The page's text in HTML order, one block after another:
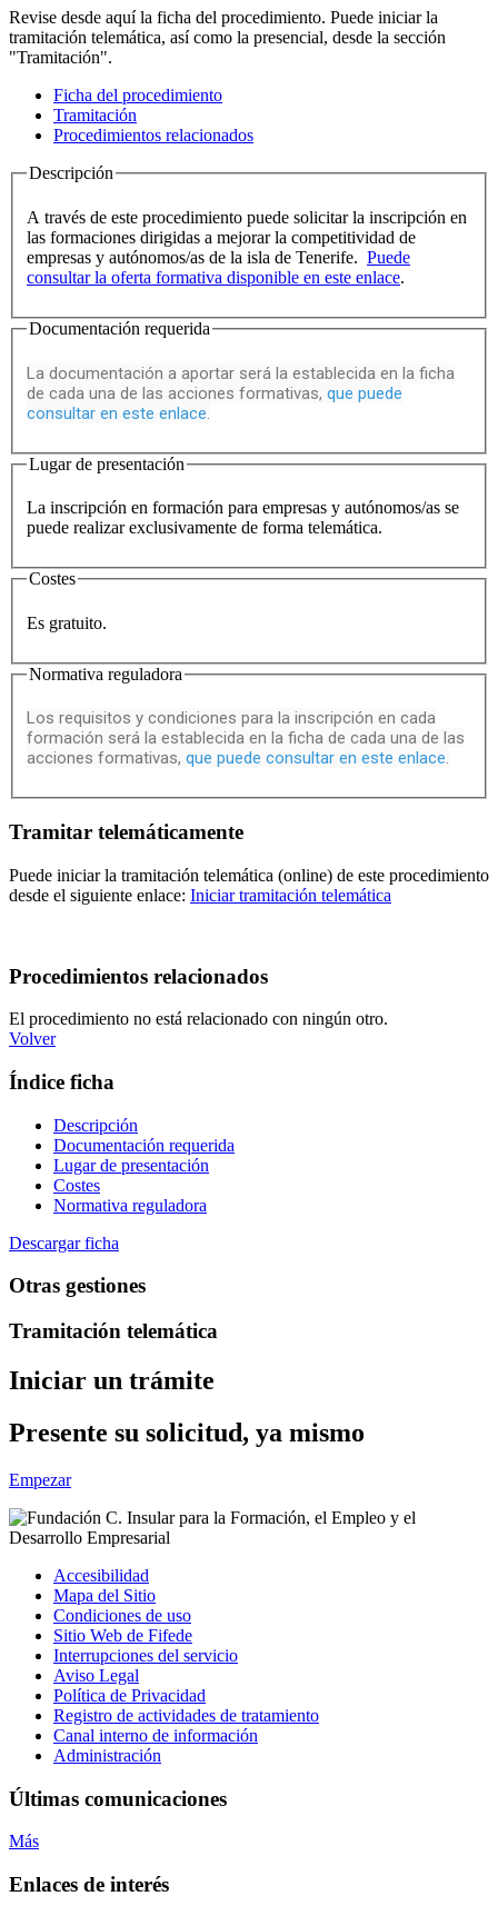
Revise desde aquí la ficha del procedimiento. Puede iniciar la
tramitación telemática, así como la presencial, desde la sección
"Tramitación".
Ficha del procedimiento
Tramitación
Procedimientos relacionados
Descripción
A través de este procedimiento puede solicitar la inscripción en
las formaciones dirigidas a mejorar la competitividad de
empresas y autónomos/as de la isla de Tenerife. Puede
consultar la oferta formativa disponible en este enlace.
Documentación requerida
La documentación a aportar será la establecida en la ficha
de cada una de las acciones formativas, que puede
consultar en este enlace
Lugar de presentación
La inscripción en formación para empresas y autónomos/as se
puede realizar exclusivamente de forma telemática.
Costes
Es gratuito.
Normativa reguladora
Los requisitos y condiciones para la inscripción en cada
formación será la establecida en la ficha de cada una de las
acciones formativas, que puede consultar en este enlace.
Tramitar telemáticamente
Puede iniciar la tramitación telemática (online) de este procedimiento
desde el siguiente enlace: Iniciar tramitación telemática
Procedimientos relacionados
El procedimiento no está relacionado con ningún otro.
Volver
Índice ficha
Descripción
Documentación requerida
Lugar de presentación
Costes
Normativa reguladora
Descargar ficha
Otras gestiones
Tramitación telemática
Iniciar un trámite
Presente su solicitud, ya mismo
Empezar
Accesibilidad
Mapa del Sitio
Condiciones de uso
Sitio Web de Fifede
Interrupciones del servicio
Aviso Legal
Política de Privacidad
Registro de actividades de tratamiento
Canal interno de información
Administración
Últimas comunicaciones
Más
Enlaces de interés